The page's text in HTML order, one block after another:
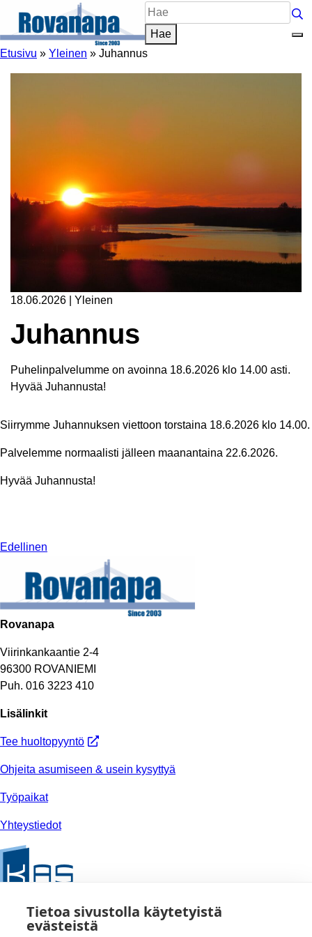
Tietoa sivustolla käytetyistä
evästeistä
sisältöön
Hae
sivustosta
Hae
Etusivu » Yleinen » Juhannus
18.06.2026 Yleinen
Juhannus
Puhelinpalvelumme on avoinna 18.6.2026 klo 14.00 asti.
Hyvää Juhannusta!
Siirrymme Juhannuksen viettoon torstaina 18.6.2026 klo 14.00.
Palvelemme normaalisti jälleen maanantaina 22.6.2026.
Hyvää Juhannusta!
Edellinen
Rovanapa
Viirinkankaantie 2-4
96300 ROVANIEMI
Puh. 016 3223 410
Lisälinkit
Tee huoltopyyntö
Ohjeita asumiseen & usein kysyttyä
Työpaikat
Yhteystiedot